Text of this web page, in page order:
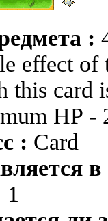
:
effect of
this card
HP -
: Card
1